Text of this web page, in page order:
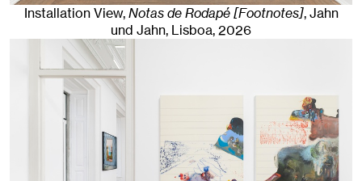
Installation View,Notas de Rodapé [Footnotes], Jahn
und Jahn, Lisboa, 2026